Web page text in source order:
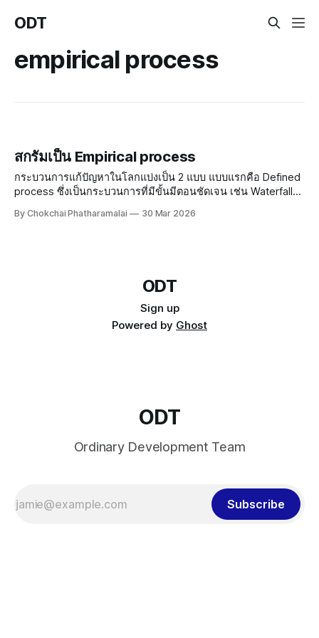
ODT
empirical process
สกรัมเป็น Empirical process
กระบวนการแก้ปัญหาในโลกแบ่งเป็น 2 แบบ แบบแรกคือ Defined
process ซึ่งเป็นกระบวนการที่มีขั้นมีตอนชัดเจน เช่น Waterfall
เชิงประจักษ์" ซึ่งเป็นการทำไปแล้วก็ปรับไปเรื่อย ๆ สกรัมเป็นแบบ
By Chokchai Phatharamalai 30 Mar 2026
ODT
Sign up
Powered by Ghost
ODT
Ordinary Development Team
Subscribe